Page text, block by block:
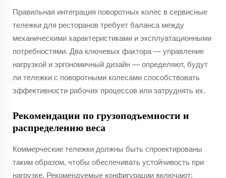
Правильная интеграция поворотных колес в сервисные
тележки для ресторанов требует баланса между
механическими характеристиками и эксплуатационными
потребностями. Два ключевых фактора — управление
нагрузкой и эргономичный дизайн — определяют, будут
ли тележки с поворотными колесами способствовать
эффективности рабочих процессов или затруднять их.
Рекомендации по грузоподъемности и
распределению веса
Коммерческие тележки должны быть спроектированы
таким образом, чтобы обеспечивать устойчивость при
нагрузке. Рекомендуемые конфигурации включают: